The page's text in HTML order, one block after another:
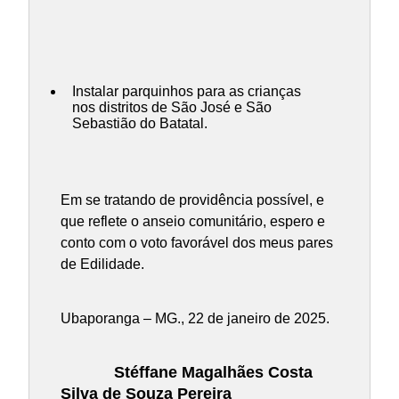
Instalar parquinhos para as crianças
nos distritos de São José e São
Sebastião do Batatal.
Em se tratando de providência possível, e
que reflete o anseio comunitário, espero e
conto com o voto favorável dos meus pares
de Edilidade.
Ubaporanga – MG., 22 de janeiro de 2025.
Stéffane Magalhães Costa
Silva de Souza Pereira